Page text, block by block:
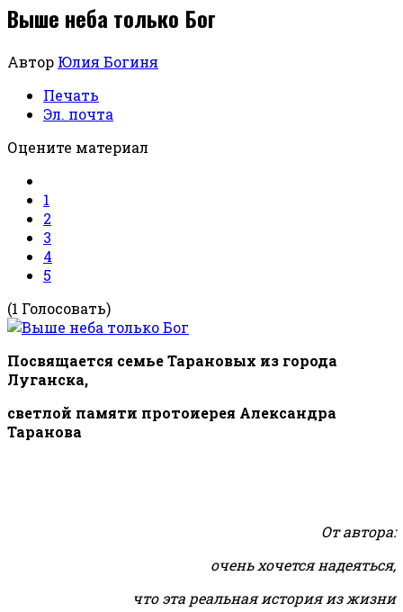
Выше неба только Бог
Автор Юлия Богиня
Печать
Эл. почта
Оцените материал
1
2
3
4
5
(1 Голосовать)
Посвящается семье Тарановых из города
Луганска,
светлой памяти протоиерея Александра
Таранова
От автора:
очень хочется надеяться,
что эта реальная история из жизни